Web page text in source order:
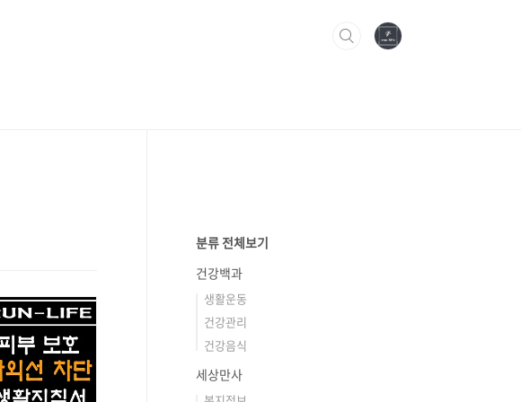
분류 전체보기
건강백과
생활운동
건강관리
건강음식
세상만사